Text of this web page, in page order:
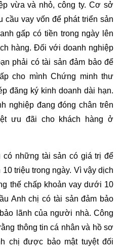
nghiệp đang đóng chân trên
ưu đãi cho khách hàng ở
có những tài sản có giá trị để
triệu trong ngày. Vì vậy dịch
thế chấp khoản vay dưới 10
Anh chị có tài sản đảm bảo
lãnh của người nhà. Công
thông tin cá nhân và hồ sơ
đang mượn tiền tiêu dùng
gọi lại cho Anh chị. Bên em
giờ tối tất cả các ngày trong
cả lễ, Tết Nguyên Đán, các